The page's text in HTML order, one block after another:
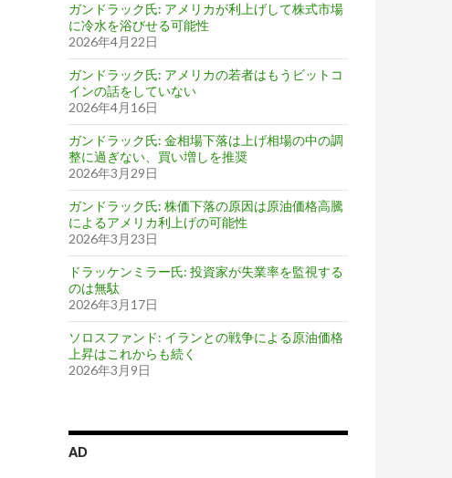
ガンドラック氏: アメリカが利上げして株式市場
に冷水を浴びせる可能性
2026年4月22日
ガンドラック氏: アメリカの若者はもうビットコ
インの話をしていない
2026年4月16日
ガンドラック氏: 金相場下落は上げ相場の中の調
整に過ぎない、買い増しを推奨
2026年3月29日
ガンドラック氏: 株価下落の原因は原油価格高騰
によるアメリカ利上げの可能性
2026年3月23日
ドラッケンミラー氏: 投資家が失業率を監視する
のは無駄
2026年3月17日
ソロスファンド: イランとの戦争による原油価格
上昇はこれからも続く
2026年3月9日
AD